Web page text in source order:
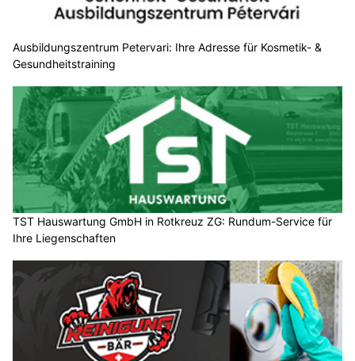
Ausbildungszentrum Petervari: Ihre Adresse für Kosmetik- &
Gesundheitstraining
TST Hauswartung GmbH in Rotkreuz ZG: Rundum-Service für
Ihre Liegenschaften